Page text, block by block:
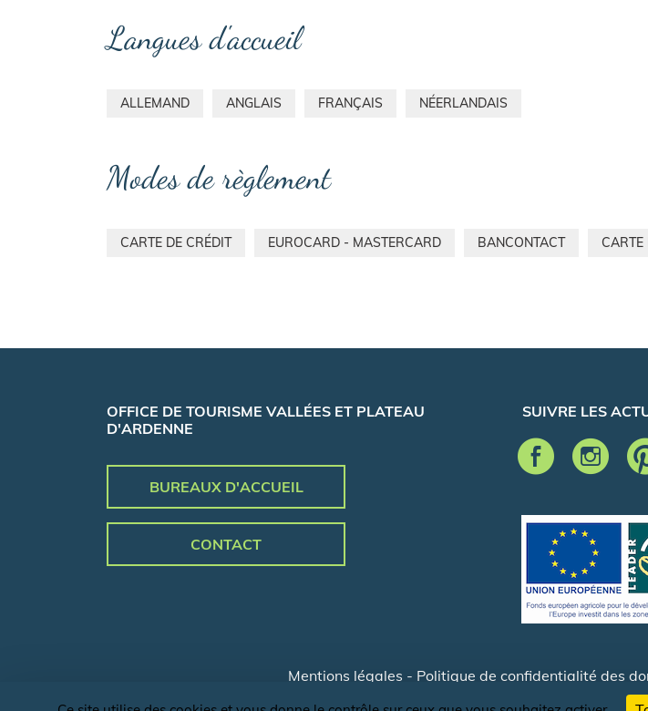
Langues d'accueil
ALLEMAND ANGLAIS FRANÇAIS NÉERLANDAIS
Modes de règlement
CARTE DE CRÉDIT EUROCARD - MASTERCARD BANCONTACT CARTE
OFFICE DE TOURISME VALLÉES ET PLATEAU
D'ARDENNE
BUREAUX D'ACCUEIL
CONTACT
SUIVRE LES
Mentions légales - Politique de confidentialité des